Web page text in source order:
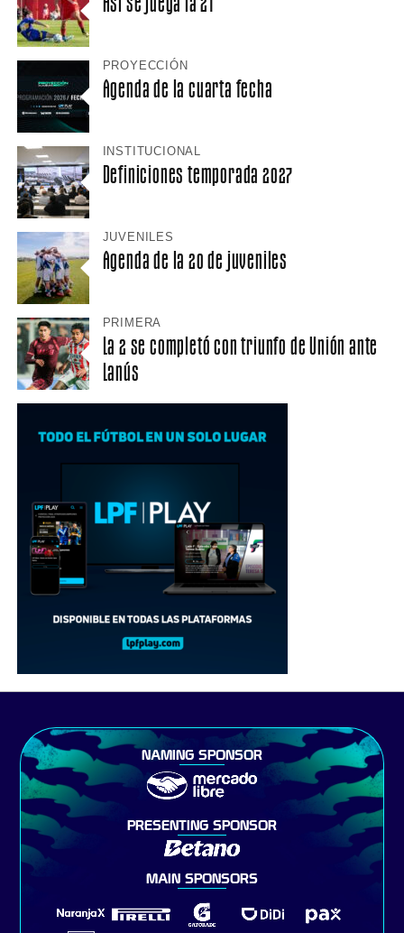
PROYECCIÓN
Agenda de la cuarta fecha
INSTITUCIONAL
Definiciones temporada 2027
JUVENILES
Agenda de la 20 de juveniles
PRIMERA
La 2 se completó con triunfo de Unión ante
Lanús
NAMING SPONSOR
PRESENTING SPONSOR
MAIN SPONSORS